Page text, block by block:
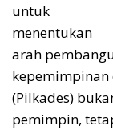
untuk
menentukan
arah
kepemimpinan
(Pilkades)
pemimpin,